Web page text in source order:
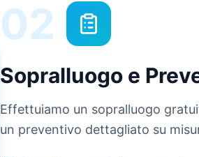
02
Sopralluogo e
Effettuiamo un sopralluogo
un preventivo dettagliato su